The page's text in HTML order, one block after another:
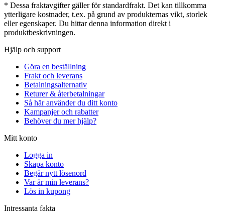
* Dessa fraktavgifter gäller för standardfrakt. Det kan tillkomma
ytterligare kostnader, t.ex. på grund av produkternas vikt, storlek
eller egenskaper. Du hittar denna information direkt i
produktbeskrivningen.
Hjälp och support
Göra en beställning
Frakt och leverans
Betalningsalternativ
Returer & återbetalningar
Så här använder du ditt konto
Kampanjer och rabatter
Behöver du mer hjälp?
Mitt konto
Logga in
Skapa konto
Begär nytt lösenord
Var är min leverans?
Lös in kupong
Intressanta fakta